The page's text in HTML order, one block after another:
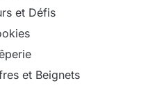
et Défis
et Beignets